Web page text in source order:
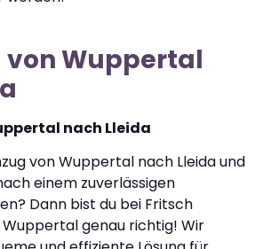
Wuppertal
nach Lleida
von Wuppertal nach Lleida und
einem zuverlässigen
Dann bist du bei Fritsch
Wuppertal genau richtig! Wir